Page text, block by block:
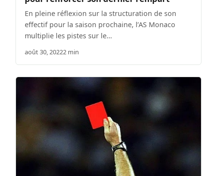
En pleine réflexion sur la structuration de son
effectif pour la saison prochaine, l’AS Monaco
multiplie les pistes sur le…
août 30, 20222 min